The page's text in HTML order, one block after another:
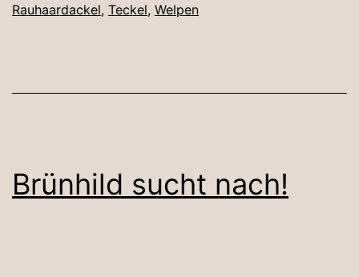
Rauhaardackel, Teckel, Welpen
Brünhild sucht nach!